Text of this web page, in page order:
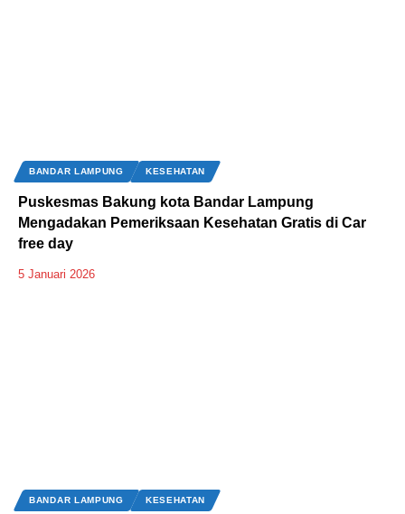
BANDAR LAMPUNG KESEHATAN
Puskesmas Bakung kota Bandar Lampung
Mengadakan Pemeriksaan Kesehatan Gratis di Car
free day
5 Januari 2026
BANDAR LAMPUNG KESEHATAN